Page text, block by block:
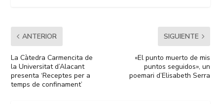
ANTERIOR
La Càtedra Carmencita de
la Universitat d’Alacant
presenta ‘Receptes per a
temps de confinament’
SIGUIENTE
«El punto muerto de mis
puntos seguidos», un
poemari d’Elisabeth Serra